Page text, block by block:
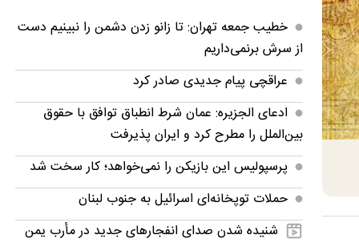
خطیب جمعه تهران: تا زانو زدن دشمن را نبینیم دست
از سرش برنمی‌داریم
عراقچی پیام جدیدی صادر کرد
ادعای الجزیره: عمان شرط انطباق توافق با حقوق
بین‌الملل را مطرح کرد و ایران پذیرفت
پرسپولیس این بازیکن را نمی‌خواهد؛ کار سخت شد
حملات توپخانه‌ای اسرائیل به جنوب لبنان
شنیده شدن صدای انفجارهای جدید در مأرب یمن